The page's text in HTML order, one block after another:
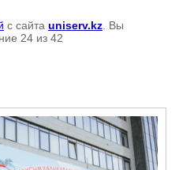
с сайта uniserv.kz . Вы
24 из 42